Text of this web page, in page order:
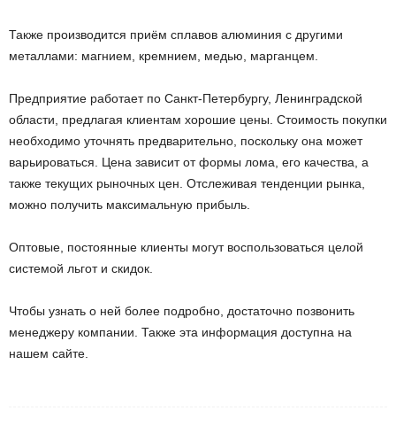
Также производится приём сплавов алюминия с другими
металлами: магнием, кремнием, медью, марганцем.
Предприятие работает по Санкт-Петербургу, Ленинградской
области, предлагая клиентам хорошие цены. Стоимость покупки
необходимо уточнять предварительно, поскольку она может
варьироваться. Цена зависит от формы лома, его качества, а
также текущих рыночных цен. Отслеживая тенденции рынка,
можно получить максимальную прибыль.
Оптовые, постоянные клиенты могут воспользоваться целой
системой льгот и скидок.
Чтобы узнать о ней более подробно, достаточно позвонить
менеджеру компании. Также эта информация доступна на
нашем сайте.